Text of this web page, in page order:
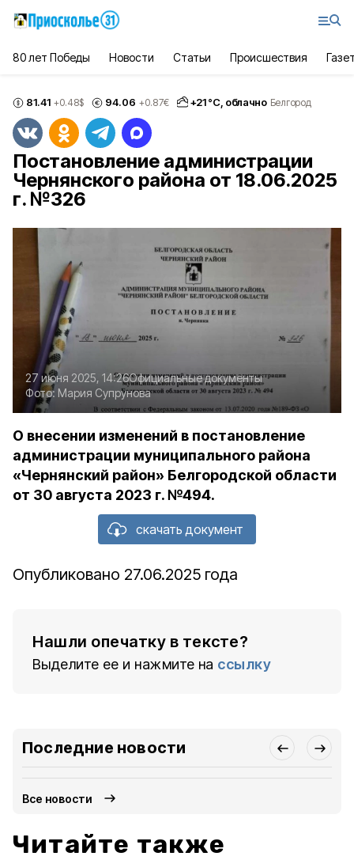
80 лет Победы Новости Статьи Происшествия
81.41 +0.48$ 94.06 +0.87€ +21°С, облачно Белгород
Постановление администрации
Чернянского района от 18.06.2025
г. №326
27 июня 2025, 14:26Официальные документы
Фото: Мария Супрунова
О внесении изменений в постановление
администрации муниципального района
«Чернянский район» Белгородской области
от 30 августа 2023 г. №494.
скачать документ
Опубликовано 27.06.2025 года
Нашли опечатку в тексте?
Выделите ее и нажмите на ссылку
Последние новости
Все новости
Читайте также